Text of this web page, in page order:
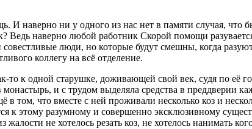
наверно ни у одного из нас нет в памяти случая, что
Ведь наверно любой работник Скорой помощи
совестливые люди, но которые будут смешны, когда
коллегу на всё отделение.
к одной старушке, доживающей свой век, судя по её
и с трудом выделяла средства в преддверии
том, что вместе с ней проживали несколько коз и
к этому разумному и совершенно эксклюзивному
не хотелось резать коз, не хотелось нанимать